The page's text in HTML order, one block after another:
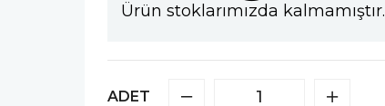
Ürün stoklarımızda kalmamıştır.
ADET